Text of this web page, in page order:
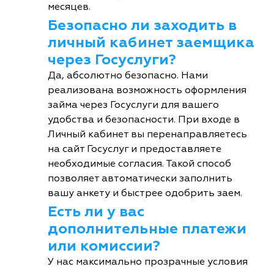
месяцев.
Безопасно ли заходить в
личный кабинет заемщика
через Госуслуги?
Да, абсолютно безопасно. Нами
реализована возможность оформления
займа через Госуслуги для вашего
удобства и безопасности. При входе в
Личный кабинет вы перенаправляетесь
на сайт Госуслуг и предоставляете
необходимые согласия. Такой способ
позволяет автоматически заполнить
вашу анкету и быстрее одобрить заем.
Есть ли у вас
дополнительные платежи
или комиссии?
У нас максимально прозрачные условия